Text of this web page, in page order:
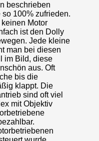
beschrieben
100% zufrieden.
Motor
ist den Dolly
Jede kleine
man bei diesen
im Bild, diese
aus. Oft
bis die
klappt. Die
sind oft viel
mit Objektiv